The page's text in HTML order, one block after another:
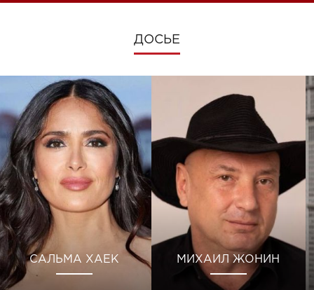
ДОСЬЕ
САЛЬМА ХАЕК МИХАИЛ ЖОНИН